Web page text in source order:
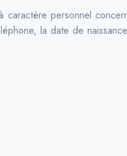
caractère personnel
la date de